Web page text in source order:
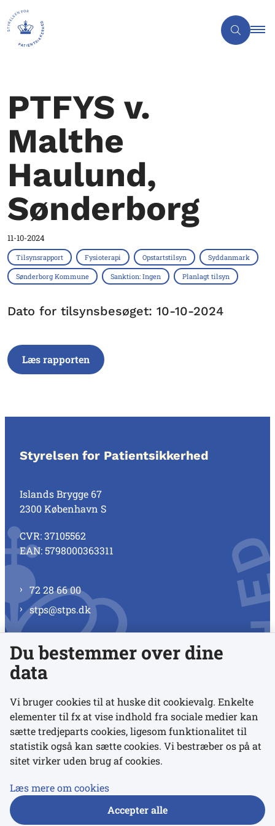
PTFYS v.
Malthe
Haulund,
Sønderborg
11-10-2024
Tilsynsrapport Fysioterapi Opstartstilsyn Syddanmark
Sønderborg Kommune Sanktion: Ingen Planlagt tilsyn
Dato for tilsynsbesøget: 10-10-2024
Læs rapporten
Styrelsen for Patientsikkerhed
Islands Brygge 67
2300 København S
CVR: 37105562
EAN: 5798000363311
72 28 66 00
stps@stps.dk
Se alle kontaktnumre
Links
Udgivelser
Du bestemmer over dine
data
Vi bruger cookies til at huske dit cookievalg. Enkelte
elementer til fx at vise indhold fra sociale medier kan
sætte tredjeparts cookies, ligesom funktionalitet til
statistik også kan sætte cookies. Vi bestræber os på at
sitet virker uden brug af cookies.
Læs mere om cookies
Accepter alle